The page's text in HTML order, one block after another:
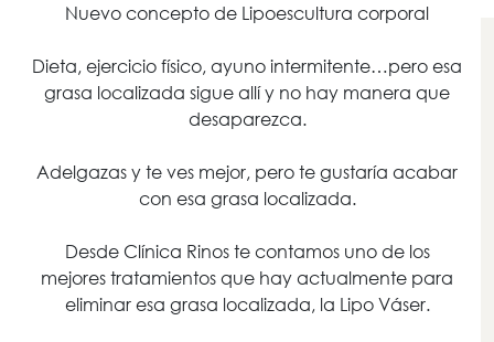
Nuevo concepto de Lipoescultura corporal
Dieta, ejercicio físico, ayuno intermitente…pero esa
grasa localizada sigue allí y no hay manera que
desaparezca.
Adelgazas y te ves mejor, pero te gustaría acabar
con esa grasa localizada.
Desde Clínica Rinos te contamos uno de los
mejores tratamientos que hay actualmente para
eliminar esa grasa localizada, la Lipo Váser.